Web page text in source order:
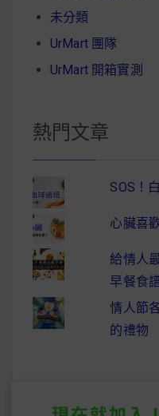
未分類
UrMart 團隊
UrMart 開箱實測
熱門文章
SOS！
心臟喜
給情人
早餐食
情人節
的禮物